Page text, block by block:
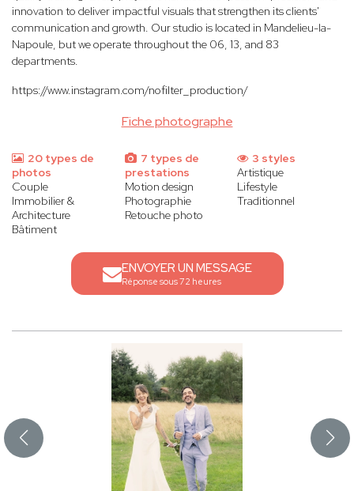
Fiche photographe
innovation to deliver impactful visuals that strengthen its clients'
communication and growth. Our studio is located in Mandelieu-la-
Napoule, but we operate throughout the 06, 13, and 83
departments.
https://www.instagram.com/nofilter_production/
20 types de
photos
Couple
Immobilier &
Architecture
Bâtiment
7 types de
prestations
Motion design
Photographie
Retouche photo
3 styles
Artistique
Lifestyle
Traditionnel
ENVOYER UN MESSAGE
Réponse sous 72 heures